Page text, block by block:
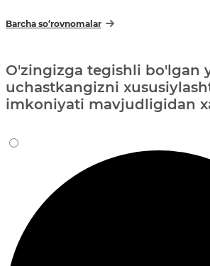
Barcha so‘rovnomalar
O'zingizga tegishli bo'lgan
uchastkangizni
imkoniyati mavjudligidan